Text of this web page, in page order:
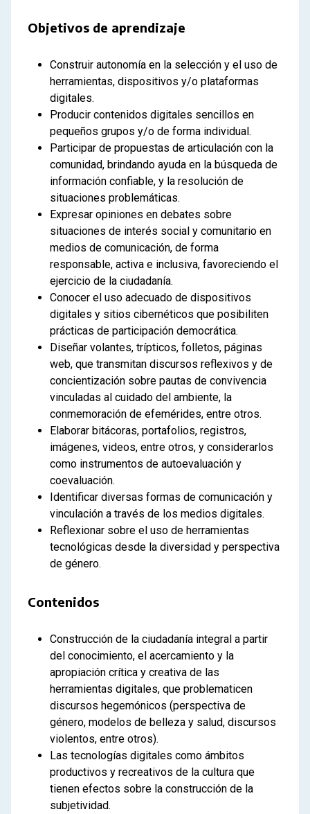
Objetivos de aprendizaje
Construir autonomía en la selección y el uso de
herramientas, dispositivos y/o plataformas
digitales.
Producir contenidos digitales sencillos en
pequeños grupos y/o de forma individual.
Participar de propuestas de articulación con la
comunidad, brindando ayuda en la búsqueda de
información confiable, y la resolución de
situaciones problemáticas.
Expresar opiniones en debates sobre
situaciones de interés social y comunitario en
medios de comunicación, de forma
responsable, activa e inclusiva, favoreciendo el
ejercicio de la ciudadanía.
Conocer el uso adecuado de dispositivos
digitales y sitios cibernéticos que posibiliten
prácticas de participación democrática.
Diseñar volantes, trípticos, folletos, páginas
web, que transmitan discursos reflexivos y de
concientización sobre pautas de convivencia
vinculadas al cuidado del ambiente, la
conmemoración de efemérides, entre otros.
Elaborar bitácoras, portafolios, registros,
imágenes, videos, entre otros, y considerarlos
como instrumentos de autoevaluación y
coevaluación.
Identificar diversas formas de comunicación y
vinculación a través de los medios digitales.
Reflexionar sobre el uso de herramientas
tecnológicas desde la diversidad y perspectiva
de género.
Contenidos
Construcción de la ciudadanía integral a partir
del conocimiento, el acercamiento y la
apropiación crítica y creativa de las
herramientas digitales, que problematicen
discursos hegemónicos (perspectiva de
género, modelos de belleza y salud, discursos
violentos, entre otros).
Las tecnologías digitales como ámbitos
productivos y recreativos de la cultura que
tienen efectos sobre la construcción de la
subjetividad.